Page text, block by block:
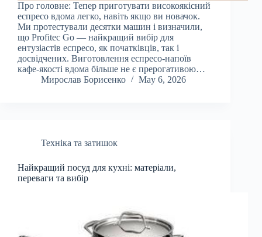
Про головне: Тепер приготувати високоякісний
еспресо вдома легко, навіть якщо ви новачок.
Ми протестували десятки машин і визначили,
що Profitec Go — найкращий вибір для
ентузіастів еспресо, як початківців, так і
досвідчених. Виготовлення еспресо-напоїв
кафе-якості вдома більше не є прерогативою…
Мирослав Борисенко
May 6, 2026
Техніка та затишок
Найкращий посуд для кухні: матеріали,
переваги та вибір